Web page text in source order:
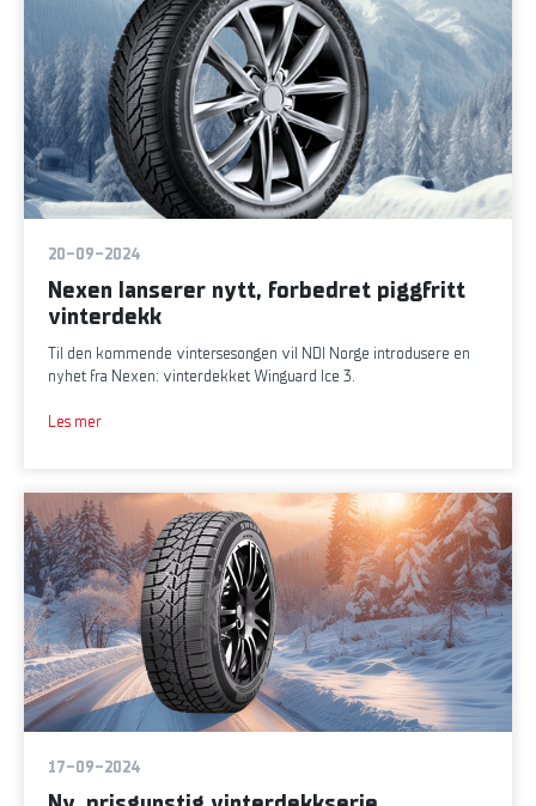
20-09-2024
Nexen lanserer nytt, forbedret piggfritt
vinterdekk
Til den kommende vintersesongen vil NDI Norge introdusere en
nyhet fra Nexen: vinterdekket Winguard Ice 3.
Les mer
17-09-2024